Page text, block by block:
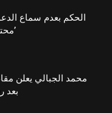
الحكم بعدم سماع
محتوى على ‘تيك توك’
محمد الجبالي يعلن
بعد